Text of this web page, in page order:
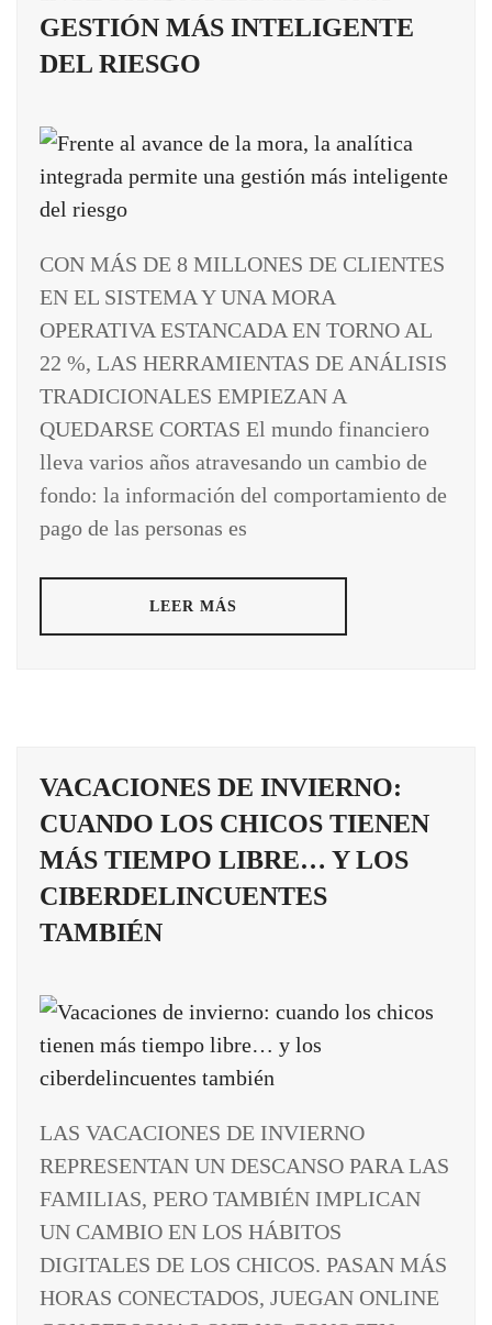
GESTIÓN MÁS INTELIGENTE
DEL RIESGO
CON MÁS DE 8 MILLONES DE CLIENTES
EN EL SISTEMA Y UNA MORA
OPERATIVA ESTANCADA EN TORNO AL
22 %, LAS HERRAMIENTAS DE ANÁLISIS
TRADICIONALES EMPIEZAN A
QUEDARSE CORTAS El mundo financiero
lleva varios años atravesando un cambio de
fondo: la información del comportamiento de
pago de las personas es
LEER MÁS
VACACIONES DE INVIERNO:
CUANDO LOS CHICOS TIENEN
MÁS TIEMPO LIBRE… Y LOS
CIBERDELINCUENTES
TAMBIÉN
LAS VACACIONES DE INVIERNO
REPRESENTAN UN DESCANSO PARA LAS
FAMILIAS, PERO TAMBIÉN IMPLICAN
UN CAMBIO EN LOS HÁBITOS
DIGITALES DE LOS CHICOS. PASAN MÁS
HORAS CONECTADOS, JUEGAN ONLINE